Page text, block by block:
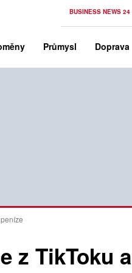
BUSINESS NEWS 24
Průmysl Doprava
z TikToku a